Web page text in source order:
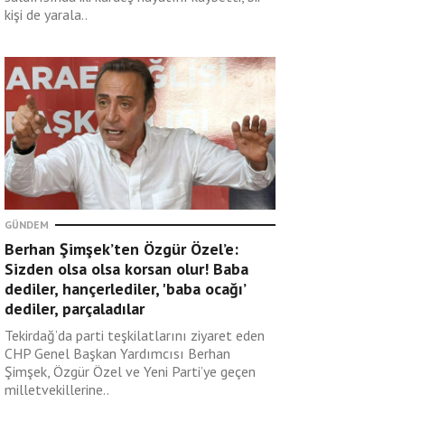
kişi de yarala..
GÜNDEM
Berhan Şimşek’ten Özgür Özel’e:
Sizden olsa olsa korsan olur! Baba
dediler, hançerlediler, 'baba ocağı’
dediler, parçaladılar
Tekirdağ’da parti teşkilatlarını ziyaret eden
CHP Genel Başkan Yardımcısı Berhan
Şimşek, Özgür Özel ve Yeni Parti’ye geçen
milletvekillerine..